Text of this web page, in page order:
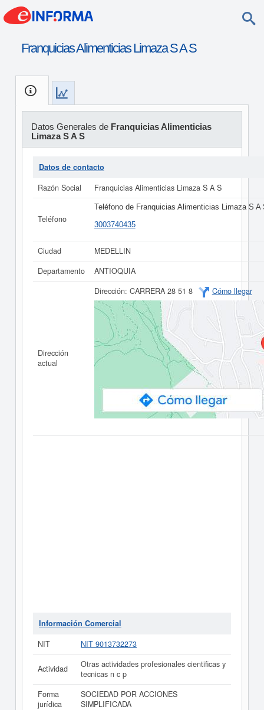
Franquicias Alimenticias Limaza S A S
Datos Generales de Franquicias Alimenticias
Limaza S A S
Datos de contacto
Razón Social
Franquicias Alimenticias Limaza S A S
Teléfono
Teléfono de Franquicias Alimenticias Limaza S A
3003740435
Ciudad
MEDELLIN
Departamento
ANTIOQUIA
Dirección
actual
Dirección: CARRERA 28 51 8 Cómo llegar
Información Comercial
NIT
NIT 9013732273
Actividad
Otras actividades profesionales cientificas y
tecnicas n c p
Forma
jurídica
SOCIEDAD POR ACCIONES
SIMPLIFICADA